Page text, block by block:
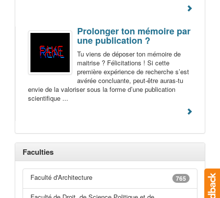
Prolonger ton mémoire par
une publication ?
Tu viens de déposer ton mémoire de
maitrise ? Félicitations ! Si cette
première expérience de recherche s’est
avérée concluante, peut-être auras-tu
envie de la valoriser sous la forme d’une publication
scientifique ...
Faculties
Faculté d'Architecture 765